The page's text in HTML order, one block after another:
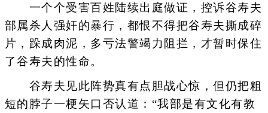
一个个受害百姓陆续出庭做证，控诉谷寿夫
部属杀人强奸的暴行，都恨不得把谷寿夫撕成碎
片，跺成肉泥，多亏法警竭力阻拦，才暂时保住
了谷寿夫的性命。
谷寿夫见此阵势真有点胆战心惊，但仍把粗
短的脖子一梗矢口否认道：“我部是有文化有教